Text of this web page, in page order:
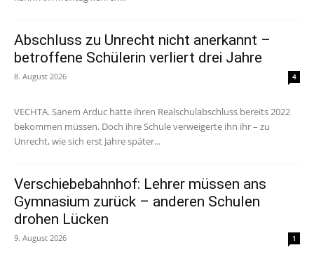
Abschluss zu Unrecht nicht anerkannt –
betroffene Schülerin verliert drei Jahre
8. August 2026 4
VECHTA. Sanem Arduc hätte ihren Realschulabschluss bereits 2022
bekommen müssen. Doch ihre Schule verweigerte ihn ihr – zu
Unrecht, wie sich erst Jahre später...
Verschiebebahnhof: Lehrer müssen ans
Gymnasium zurück – anderen Schulen
drohen Lücken
9. August 2026 1